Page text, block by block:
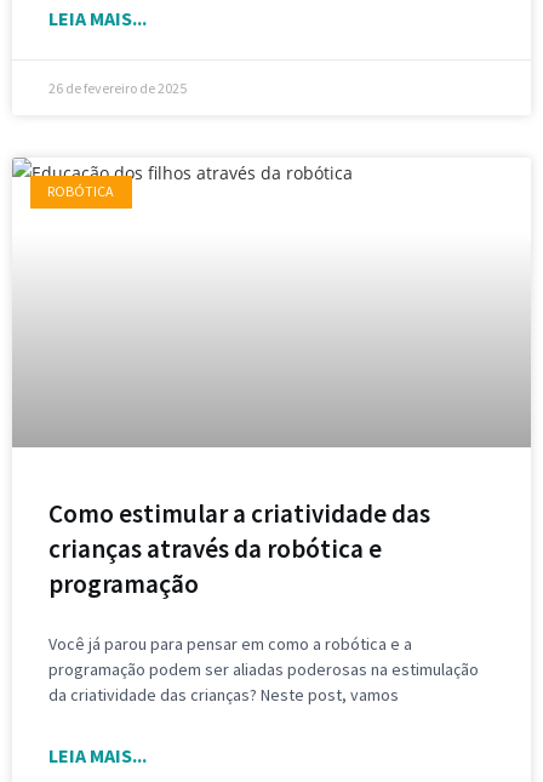
LEIA MAIS...
26 de fevereiro de 2025
ROBÓTICA
Como estimular a criatividade das
crianças através da robótica e
programação
Você já parou para pensar em como a robótica e a
programação podem ser aliadas poderosas na estimulação
da criatividade das crianças? Neste post, vamos
LEIA MAIS...